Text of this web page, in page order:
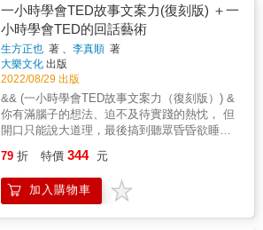
他的職場霸氣與人生哲學。看奧格威如何凝鍊
畢生積累，催生出公認最有影響力的行銷體
系，帶領我們見證廣告業黃金盛世的起點。 &
▌超越時代的巨匠，再現當代行銷與品牌經營的
原點 奧格威對廣告的思考，並未隨著科技衝擊
而過氣。只要替換成使用者體驗，並轉換脈
絡，大師智慧至今依然適用。尤其，在行銷工
具氾濫的當代，更帶領我們重新檢視「打動人
必讀之作。 & ▌從研究、定位到下筆，本書傳
題？十大創作守則 ●寫出勸敗文的九大金律 ●
撰寫吸睛文案的十四個技巧 ●抓住不同產品的
賣點，寫出好賣的經典文字！ ●把廣告變「印
暢銷文案寫手， 親授不需面對面、不需接觸，
就能賣到手軟的暢銷文案技巧大全。 行銷文案
不是單靠文章表現力締造結果的技術， 而是尋
找賣點、展現其魅力的技術。 學習行銷文案不
需要出眾的才華，不需要感性，即使對寫作和
修辭沒信心也沒關係。只需要學對方法、反覆
練習、實際運用。 除了「抓訴求」和「下標
題」，本書還會教你「引導文案」、「內容文
案」、「活動企劃」、「廣告測試」和「版面
設計」等旁敲側擊的小技巧。 【1～5章】如何
=「你要對誰說什麼」，這是寫文案最強大的地
基。 【6～15章】提升文案力 下標題固然重
要，但引導文和內文也很重要。這幾章教你
一小時學會TED故事文案力(復刻版) ＋一
小時學會TED的回話藝術
生方正也 著 、李真順 著
大樂文化 出版
2022/08/29 出版
&& (一小時學會TED故事文案力（復刻版）) &
你有滿腦子的想法、迫不及待實踐的熱忱， 但
開口只能說大道理，最後搞到聽眾昏昏欲睡
與技巧， 讓你提案、簡報、寫文案，都能輕鬆
說服所有人！ & ◎好故事的行銷威力一 美國設
計顧問公司IEDO的創立者大衛‧凱利，在TED演
79 折 特價 344 元
加入購物車